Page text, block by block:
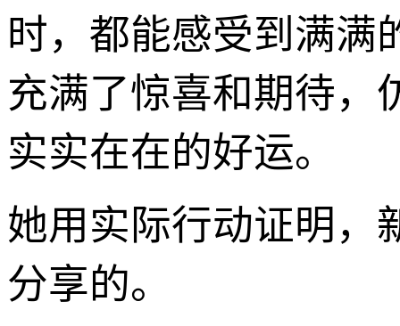
时，都能感受到满满
充满了惊喜和期待，
实实在在的好运。
她用实际行动证明，
分享的。